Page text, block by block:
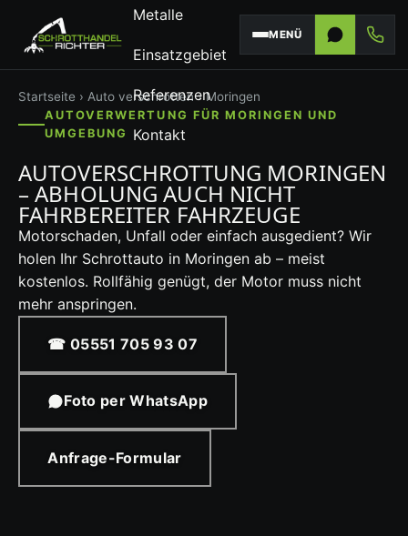
Metalle
Einsatzgebiet
Referenzen
Kontakt
MENÜ
Startseite › Auto verschrotten› Moringen
AUTOVERWERTUNG FÜR MORINGEN UND
UMGEBUNG
AUTOVERSCHROTTUNG MORINGEN
– ABHOLUNG AUCH NICHT
FAHRBEREITER FAHRZEUGE
Motorschaden, Unfall oder einfach ausgedient? Wir
holen Ihr Schrottauto in Moringen ab – meist
kostenlos. Rollfähig genügt, der Motor muss nicht
mehr anspringen.
☎ 05551 705 93 07
Foto per WhatsApp
Anfrage-Formular